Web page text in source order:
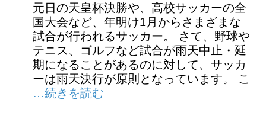
元日の天皇杯決勝や、高校サッカーの全
国大会など、年明け1月からさまざまな
試合が行われるサッカー。 さて、野球や
テニス、ゴルフなど試合が雨天中止・延
期になることがあるのに対して、サッカ
ーは雨天決行が原則となっています。 こ